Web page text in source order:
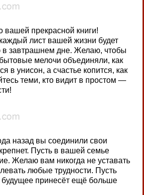
вашей прекрасной книги!
лист вашей жизни будет
в завтрашнем дне. Желаю, чтобы
мелочи объединяли, как
в унисон, а счастье копится, как
теми, кто видит в простом —
назад вы соединили свои
Пусть в вашей семье
Желаю вам никогда не уставать
любые трудности. Пусть
принесёт ещё больше